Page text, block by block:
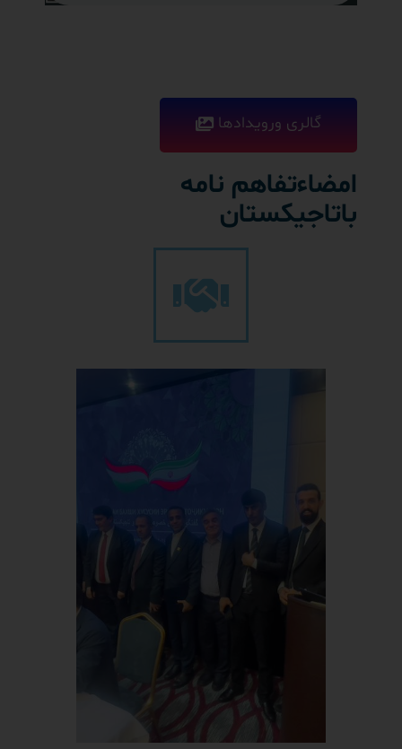
گالری ورویدادها
امضاءتفاهم نامه
باتاجیکستان